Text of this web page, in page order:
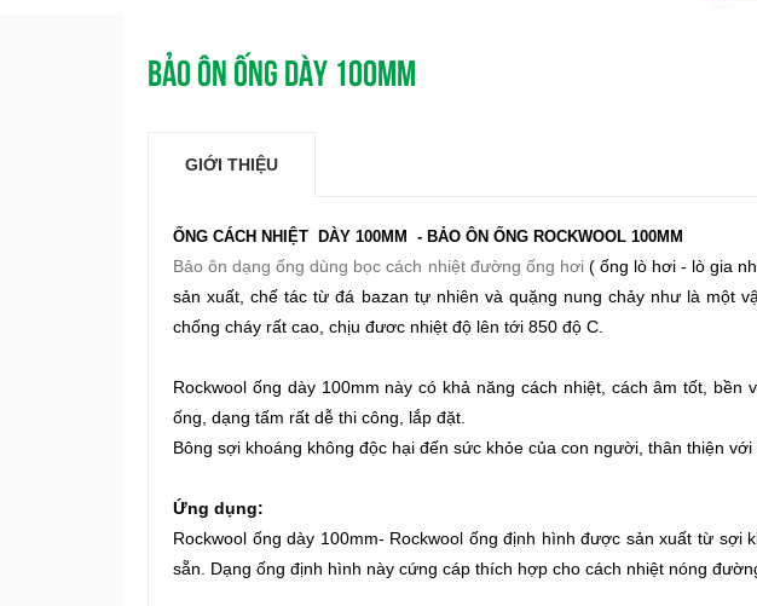
BẢO ÔN ỐNG DÀY 100MM
GIỚI THIỆU
ỐNG CÁCH NHIỆT DÀY 100MM - BẢO ÔN ỐNG ROCKWOOL 100MM
Bảo ôn dạng ống dùng bọc cách nhiệt đường ống hơi ( ống lò hơi - lò gia
sản xuất, chế tác từ đá bazan tự nhiên và quặng nung chảy như là một
chống cháy rất cao, chịu đươc nhiệt độ lên tới 850 độ C.
Rockwool ống dày 100mm này có khả năng cách nhiệt, cách âm tốt,
ống, dạng tấm rất dễ thi công, lắp đặt.
Bông sợi khoáng không độc hại đến sức khỏe của con người, thân thiện
Ứng dụng:
Rockwool ống dày 100mm- Rockwool ống định hình được sản xuất từ sợi
sẵn. Dạng ống định hình này cứng cáp thích hợp cho cách nhiệt nóng